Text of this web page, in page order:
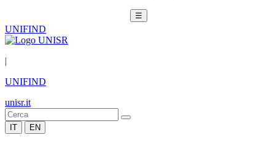
☰
UNIFIND
|
UNIFIND
unisr.it
IT EN